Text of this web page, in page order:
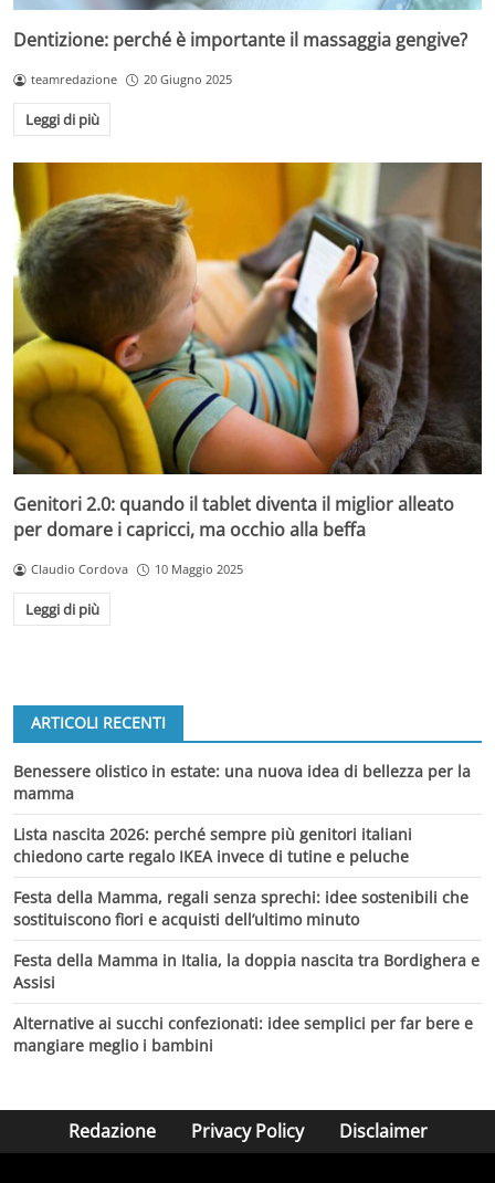
Dentizione: perché è importante il massaggia gengive?
teamredazione 20 Giugno 2025
Leggi di più
Genitori 2.0: quando il tablet diventa il miglior alleato
per domare i capricci, ma occhio alla beffa
Claudio Cordova 10 Maggio 2025
Leggi di più
ARTICOLI RECENTI
Benessere olistico in estate: una nuova idea di bellezza per la
mamma
Lista nascita 2026: perché sempre più genitori italiani
chiedono carte regalo IKEA invece di tutine e peluche
Festa della Mamma, regali senza sprechi: idee sostenibili che
sostituiscono fiori e acquisti dell’ultimo minuto
Festa della Mamma in Italia, la doppia nascita tra Bordighera e
Assisi
Alternative ai succhi confezionati: idee semplici per far bere e
mangiare meglio i bambini
Redazione Privacy Policy Disclaimer